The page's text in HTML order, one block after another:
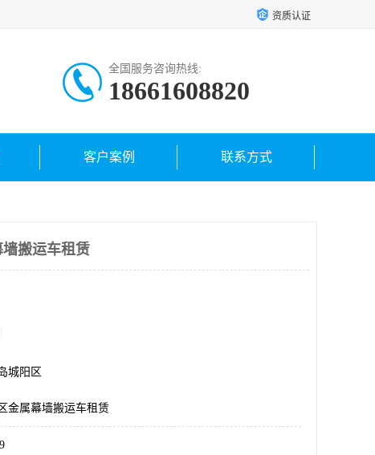
资质认证
全国服务咨询热线:
18661608820
客户案例 联系方式
搬运车租赁
城阳区
金属幕墙搬运车租赁